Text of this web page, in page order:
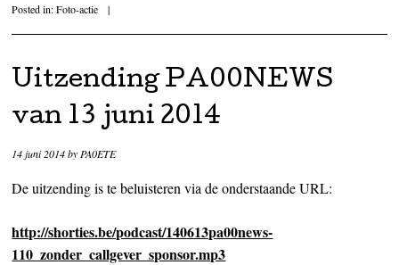
Posted in:Foto-actie |
Uitzending PA00NEWS
van 13 juni 2014
14 juni 2014by PA0ETE
De uitzending is te beluisteren via de onderstaande URL:
http://shorties.be/podcast/140613pa00news-
110_zonder_callgever_sponsor.mp3